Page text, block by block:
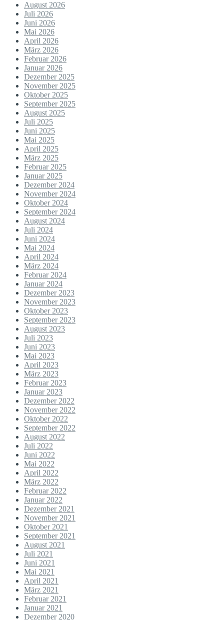
August 2026
Juli 2026
Juni 2026
Mai 2026
April 2026
März 2026
Februar 2026
Januar 2026
Dezember 2025
November 2025
Oktober 2025
September 2025
August 2025
Juli 2025
Juni 2025
Mai 2025
April 2025
März 2025
Februar 2025
Januar 2025
Dezember 2024
November 2024
Oktober 2024
September 2024
August 2024
Juli 2024
Juni 2024
Mai 2024
April 2024
März 2024
Februar 2024
Januar 2024
Dezember 2023
November 2023
Oktober 2023
September 2023
August 2023
Juli 2023
Juni 2023
Mai 2023
April 2023
März 2023
Februar 2023
Januar 2023
Dezember 2022
November 2022
Oktober 2022
September 2022
August 2022
Juli 2022
Juni 2022
Mai 2022
April 2022
März 2022
Februar 2022
Januar 2022
Dezember 2021
November 2021
Oktober 2021
September 2021
August 2021
Juli 2021
Juni 2021
Mai 2021
April 2021
März 2021
Februar 2021
Januar 2021
Dezember 2020